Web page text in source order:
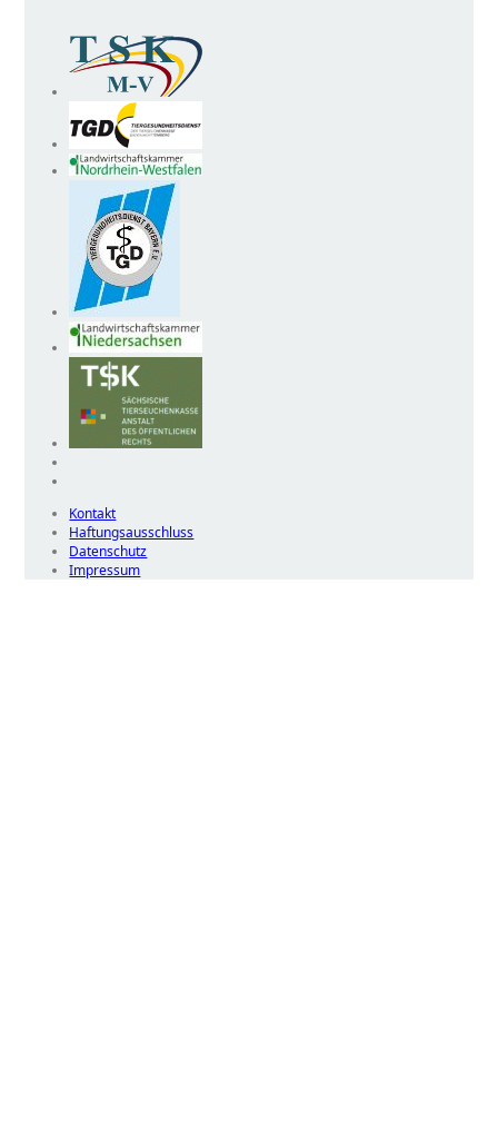
Kontakt
Haftungsausschluss
Datenschutz
Impressum